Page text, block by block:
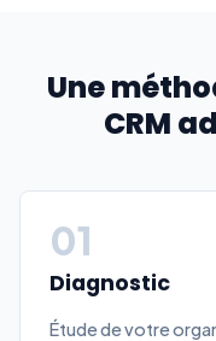
Une
CRM
01
Diagnostic
Étude de votre